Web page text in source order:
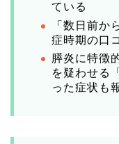
ている
「数日前か
症時期の口
膵炎に特徴
を疑わせる
った症状も